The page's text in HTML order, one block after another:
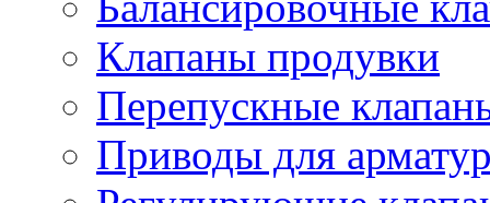
Клапаны продувки
Перепускные
Приводы для